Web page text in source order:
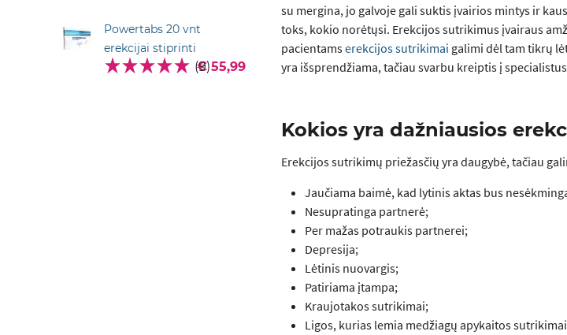
Powertabs 20 vnt
erekcijai stiprinti
(9)
€ 55,99
su mergina, jo galvoje gali suktis įvairios mintys ir
toks, kokio norėtųsi. Erekcijos sutrikimus įvairaus
pacientamserekcijos sutrikimai galimi dėl tam tikrų
yra išsprendžiama, tačiau svarbu kreiptis į
Kokios yra dažniausios
Erekcijos sutrikimų priežasčių yra daugybė, tačiau
Jaučiama baimė, kad lytinis aktas bus
Nesupratinga partnerė;
Per mažas potraukis partnerei;
Depresija;
Lėtinis nuovargis;
Patiriama įtampa;
Kraujotakos sutrikimai;
Ligos, kurias lemia medžiagų apykaitos